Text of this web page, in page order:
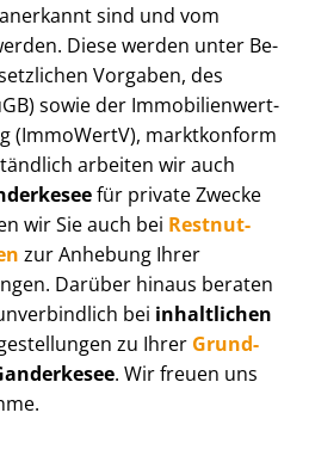
sind und vom
Diese werden unter Be­
Vorgaben, des
sowie der Im­mo­bi­li­en­wert­
(ImmoWertV), marktkonform
arbeiten wir auch
für private Zwecke
wir Sie auch bei Rest­nut­
zur Anhebung Ihrer
Darüber hinaus beraten
bei inhaltlichen
zu Ihrer Grund­
. Wir freuen uns